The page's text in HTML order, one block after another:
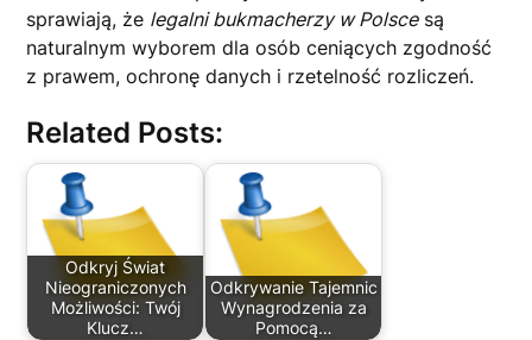
sprawiają, że legalni bukmacherzy w Polscesą
naturalnym wyborem dla osób ceniących zgodność
z prawem, ochronę danych i rzetelność rozliczeń.
Related Posts:
Odkryj Świat
Nieograniczonych
Możliwości: Twój
Klucz…
Odkrywanie Tajemnic
Wynagrodzenia za
Pomocą…